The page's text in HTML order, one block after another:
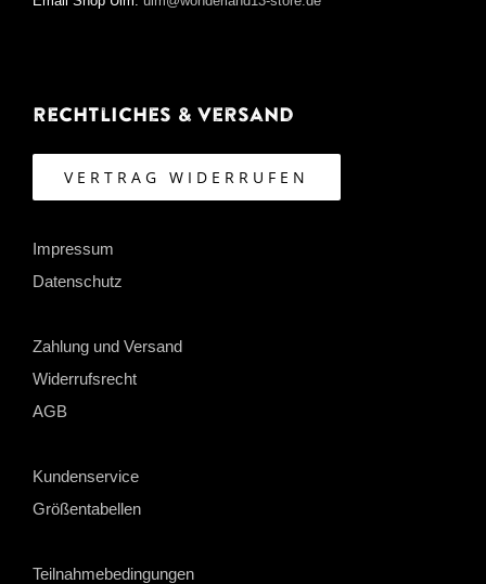
Rechtliches & Versand
VERTRAG WIDERRUFEN
Impressum
Datenschutz
Zahlung und Versand
Widerrufsrecht
AGB
Kundenservice
Größentabellen
Teilnahmebedingungen